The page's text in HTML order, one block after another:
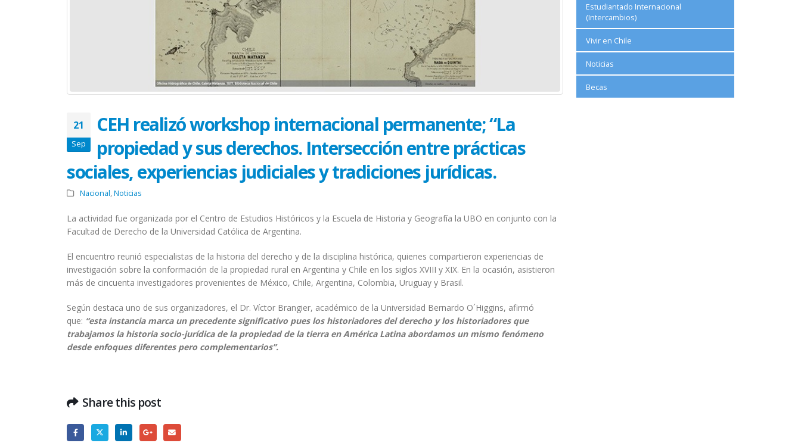
21
Sep
CEH realizó workshop internacional permanente; “La
propiedad y sus derechos. Intersección entre prácticas
sociales, experiencias judiciales y tradiciones jurídicas.
Nacional,Noticias
La actividad fue organizada por el Centro de Estudios Históricos y la Escuela de Historia y Geografía la UBO en conjunto con la
Facultad de Derecho de la Universidad Católica de Argentina.
El encuentro reunió especialistas de la historia del derecho y de la disciplina histórica, quienes compartieron experiencias de
investigación sobre la conformación de la propiedad rural en Argentina y Chile en los siglos XVIII y XIX. En la ocasión, asistieron
más de cincuenta investigadores provenientes de México, Chile, Argentina, Colombia, Uruguay y Brasil.
Según destaca uno de sus organizadores, el Dr. Víctor Brangier, académico de la Universidad Bernardo O´Higgins, afirmó
que: “esta instancia marca un precedente significativo pues los historiadores del derecho y los historiadores que
trabajamos la historia socio-jurídica de la propiedad de la tierra en América Latina abordamos un mismo fenómeno
desde enfoques diferentes pero complementarios”.
Share this post
Estudiantado Internacional
(Intercambios)
Vivir en Chile
Noticias
Becas